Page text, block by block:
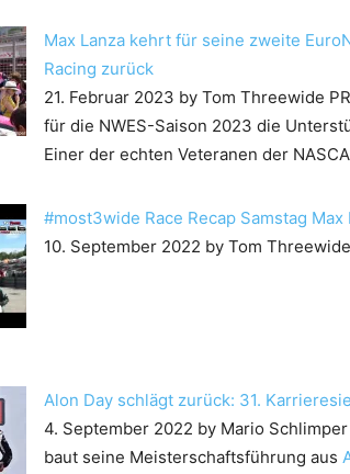
Max Lanza kehrt für seine zweite
Racing zurück
21. Februar 2023 by Tom Threewide
für die NWES-Saison 2023 die
Einer der echten Veteranen der
#most3wide Race Recap Samstag Max
10. September 2022 by Tom Threewide
Alon Day schlägt zurück: 31.
4. September 2022 by Mario Schlimper
baut seine Meisterschaftsführung aus